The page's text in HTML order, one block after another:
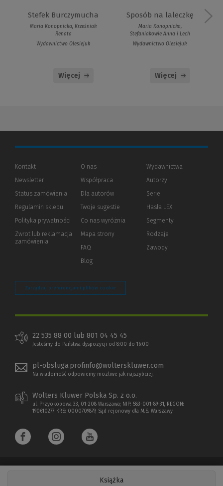
Książka
Stefek Burczymucha
Maria Konopnicka, Krześniak
Renata
Wydawnictwo Olesiejuk
Więcej
Sposób na laleczkę
Maria Konopnicka,
Stefaniakowie Anna i Lech
Wydawnictwo Olesiejuk
Więcej
Kontakt
Newsletter
Status zamówienia
Regulamin sklepu
Polityka prywatności (Nowe
(Link
innej
Zwrot lub reklamacja
zamówienia
O nas
Współpraca
Dla autorów(Nowe
(Link
innej
strony)
Twoje sugestie
Co nas wyróżnia
Mapa strony
FAQ
Blog
Wydawnictwa
Autorzy
Serie
Hasła LEX
Segmenty
Rodzaje
Zawody
Zarządzaj preferencjami plików cookie
22 535 88 00 lub 801 04 45 45
Jesteśmy do Państwa dyspozycji od 8:00 do 16:00
pl-obsluga.profinfo@wolterskluwer.com
Na wiadomość odpowiemy możliwe jak najszybciej.
Wolters Kluwer Polska Sp. z o.o.
ul. Przyokopowa 33, 01-208 Warszawa; NIP: 583-001-89-31, REGON:
190610277, KRS: 0000709879, Sąd rejonowy dla M.S. Warszawy